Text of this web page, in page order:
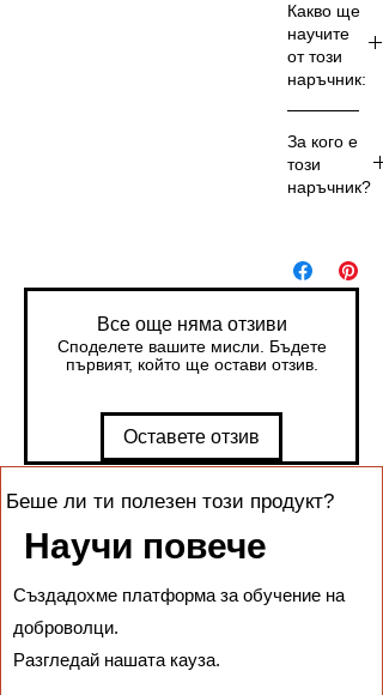
Какво ще
научите
от този
наръчник:
овата
разли
"тема
.
") и
какво
(напр
За кого е
този
наръчник?
автор
и,
ат, че
им
"нещ
За
Все още няма отзиви
Споделете вашите мисли. Бъдете
първият, който ще остави отзив.
Оставете отзив
Беше ли ти полезен този продукт?
Научи повече
Създадохме платформа за обучение на
доброволци.
Разгледай нашата кауза.